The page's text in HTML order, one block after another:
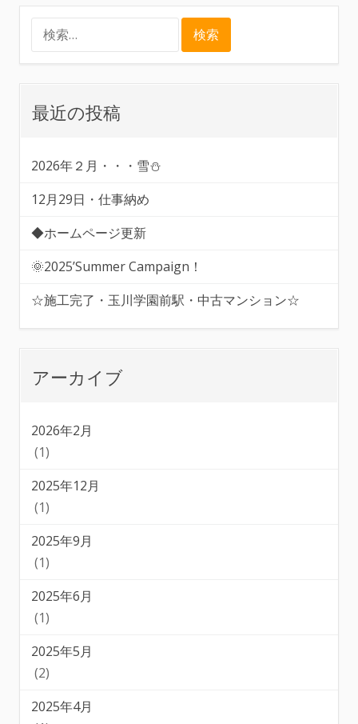
最近の投稿
2026年２月・・・雪⛄
12月29日・仕事納め
◆ホームページ更新
🌞2025’Summer Campaign！
☆施工完了・玉川学園前駅・中古マンション☆
アーカイブ
2026年2月
(1)
2025年12月
(1)
2025年9月
(1)
2025年6月
(1)
2025年5月
(2)
2025年4月